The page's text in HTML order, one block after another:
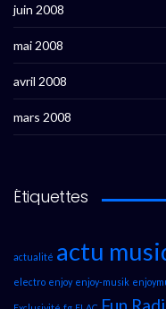
juin 2008
mai 2008
avril 2008
mars 2008
Étiquettes
actualité actu
electro enjoy enjoy-musik